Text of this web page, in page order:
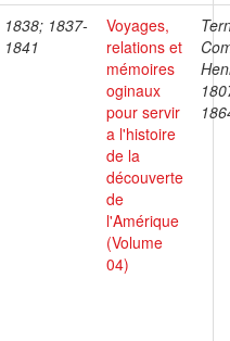
1838; 1837-
1841
Voyages,
relations et
mémoires
oginaux
pour servir
a l'histoire
de la
découverte
de
l'Amérique
(Volume
04)